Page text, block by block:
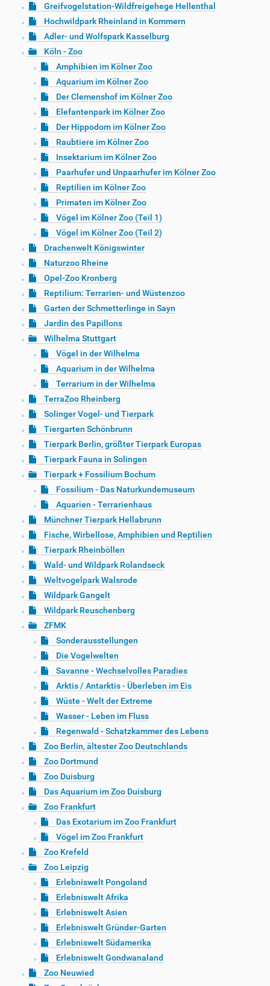
Greifvogelstation-Wildfreigehege Hellenthal
Hochwildpark Rheinland in Kommern
Adler- und Wolfspark Kasselburg
Köln - Zoo
Amphibien im Kölner Zoo
Aquarium im Kölner Zoo
Der Clemenshof im Kölner Zoo
Elefantenpark im Kölner Zoo
Der Hippodom im Kölner Zoo
Raubtiere im Kölner Zoo
Insektarium im Kölner Zoo
Paarhufer und Unpaarhufer im Kölner Zoo
Reptilien im Kölner Zoo
Primaten im Kölner Zoo
Vögel im Kölner Zoo (Teil 1)
Vögel im Kölner Zoo (Teil 2)
Drachenwelt Königswinter
Naturzoo Rheine
Opel-Zoo Kronberg
Reptilium: Terrarien- und Wüstenzoo
Garten der Schmetterlinge in Sayn
Jardin des Papillons
Wilhelma Stuttgart
Vögel in der Wilhelma
Aquarium in der Wilhelma
Terrarium in der Wilhelma
TerraZoo Rheinberg
Solinger Vogel- und Tierpark
Tiergarten Schönbrunn
Tierpark Berlin, größter Tierpark Europas
Tierpark Fauna in Solingen
Tierpark + Fossilium Bochum
Fossilium - Das Naturkundemuseum
Aquarien - Terrarienhaus
Münchner Tierpark Hellabrunn
Fische, Wirbellose, Amphibien und Reptilien
Tierpark Rheinböllen
Wald- und Wildpark Rolandseck
Weltvogelpark Walsrode
Wildpark Gangelt
Wildpark Reuschenberg
ZFMK
Sonderausstellungen
Die Vogelwelten
Savanne - Wechselvolles Paradies
Arktis / Antarktis - Überleben im Eis
Wüste - Welt der Extreme
Wasser - Leben im Fluss
Regenwald - Schatzkammer des Lebens
Zoo Berlin, ältester Zoo Deutschlands
Zoo Dortmund
Zoo Duisburg
Das Aquarium im Zoo Duisburg
Zoo Frankfurt
Das Exotarium im Zoo Frankfurt
Vögel im Zoo Frankfurt
Zoo Krefeld
Zoo Leipzig
Erlebniswelt Pongoland
Erlebniswelt Afrika
Erlebniswelt Asien
Erlebniswelt Gründer-Garten
Erlebniswelt Südamerika
Erlebniswelt Gondwanaland
Zoo Neuwied